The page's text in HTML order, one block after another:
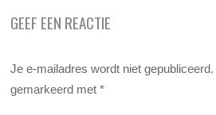
GEEF EEN REACTIE
Je e-mailadres wordt niet gepubliceerd.
gemarkeerd met*